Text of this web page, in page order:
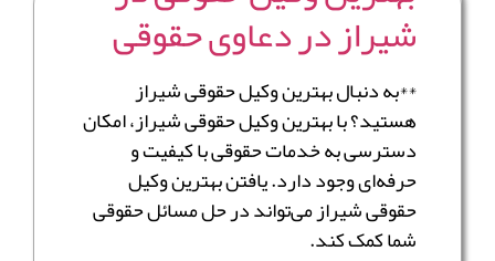
شیراز در دعاوی حقوقی
**به دنبال بهترین وکیل حقوقی شیراز
هستید؟ با بهترین وکیل حقوقی شیراز، امکان
دسترسی به خدمات حقوقی با کیفیت و
حرفه‌ای وجود دارد. یافتن بهترین وکیل
حقوقی شیراز می‌تواند در حل مسائل حقوقی
شما کمک کند.